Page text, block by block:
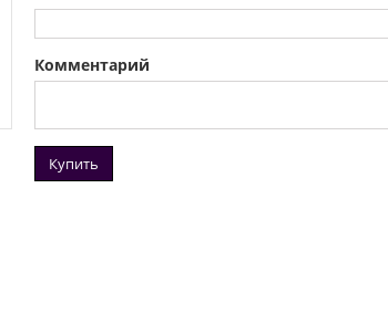
Комментарий
Купить